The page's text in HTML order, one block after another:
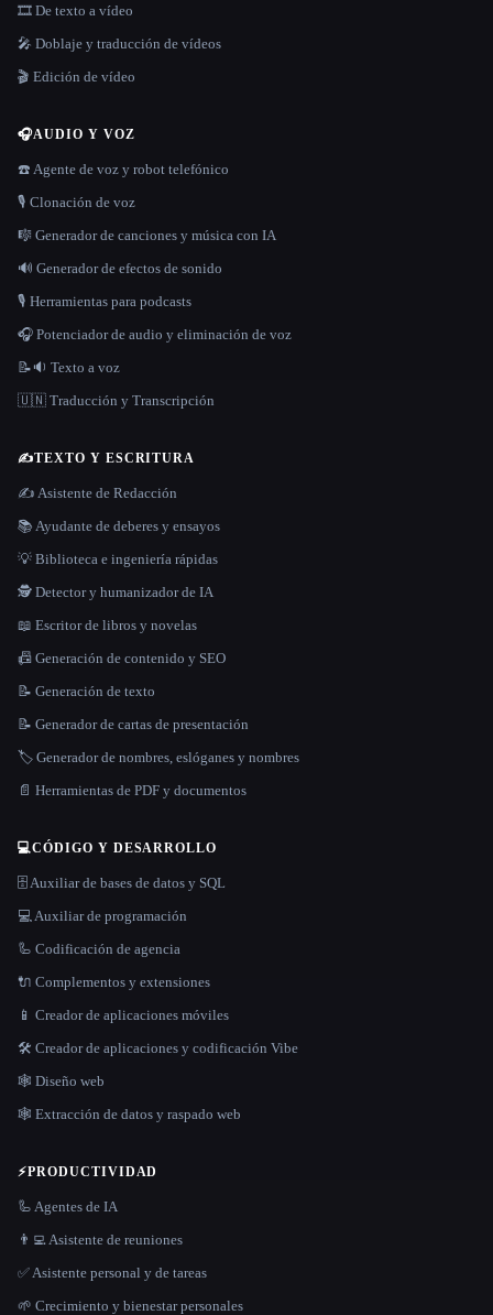
🎞️ De texto a vídeo
🎤 Doblaje y traducción de vídeos
🎬 Edición de vídeo
🎧AUDIO Y VOZ
☎️ Agente de voz y robot telefónico
🎙️ Clonación de voz
🎼 Generador de canciones y música con IA
🔊 Generador de efectos de sonido
🎙️ Herramientas para podcasts
🎧 Potenciador de audio y eliminación de voz
📝🔉 Texto a voz
🇺🇳 Traducción y Transcripción
✍️TEXTO Y ESCRITURA
✍️ Asistente de Redacción
📚 Ayudante de deberes y ensayos
💡 Biblioteca e ingeniería rápidas
🕵️ Detector y humanizador de IA
📖 Escritor de libros y novelas
📠 Generación de contenido y SEO
📝 Generación de texto
📝 Generador de cartas de presentación
🏷️ Generador de nombres, eslóganes y nombres
📄 Herramientas de PDF y documentos
💻CÓDIGO Y DESARROLLO
🗄️ Auxiliar de bases de datos y SQL
💻 Auxiliar de programación
🦾 Codificación de agencia
🔌 Complementos y extensiones
📱 Creador de aplicaciones móviles
🛠️ Creador de aplicaciones y codificación Vibe
🕸 Diseño web
🕸️ Extracción de datos y raspado web
⚡PRODUCTIVIDAD
🦾 Agentes de IA
👨‍💻 Asistente de reuniones
✅ Asistente personal y de tareas
🌱 Crecimiento y bienestar personales